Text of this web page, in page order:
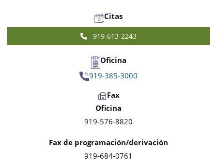
Citas
919-613-2243
Oficina
919-385-3000
Fax
Oficina
919-576-8820
Fax de programación/derivación
919-684-0761